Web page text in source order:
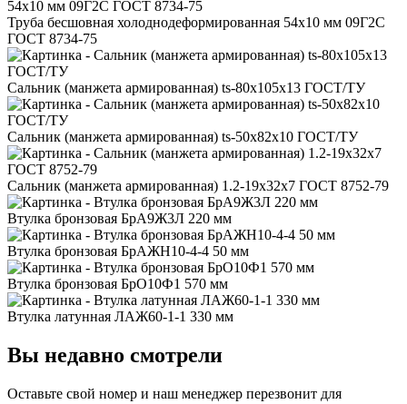
Труба бесшовная холоднодеформированная 54x10 мм 09Г2С
ГОСТ 8734-75
Сальник (манжета армированная) ts-80x105x13 ГОСТ/ТУ
Сальник (манжета армированная) ts-50x82x10 ГОСТ/ТУ
Сальник (манжета армированная) 1.2-19x32x7 ГОСТ 8752-79
Втулка бронзовая БрА9Ж3Л 220 мм
Втулка бронзовая БрАЖН10-4-4 50 мм
Втулка бронзовая БрО10Ф1 570 мм
Втулка латунная ЛАЖ60-1-1 330 мм
Вы недавно смотрели
Оставьте свой номер и наш менеджер перезвонит для